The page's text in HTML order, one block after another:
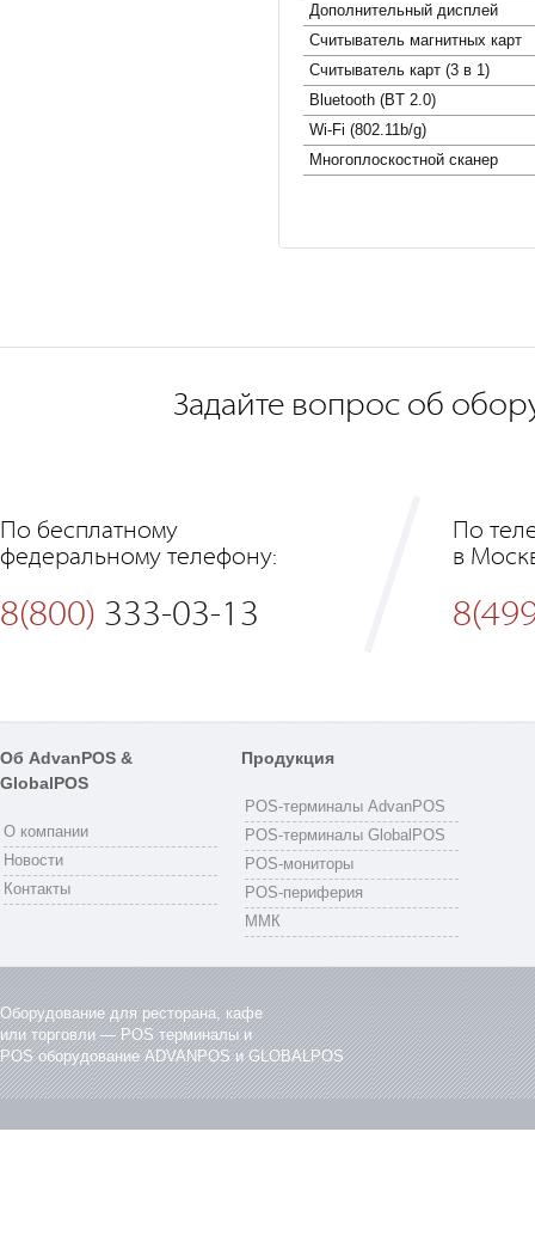
Дополнительный дисплей
Cчитыватель магнитных карт
Считыватель карт (3 в 1)
Bluetooth (BT 2.0)
Wi-Fi (802.11b/g)
Многоплоcкостной сканер
Задайте вопрос об
По бесплатному
федеральному телефону:
8(800) 333-03-13
По
в
Об AdvanPOS &
GlobalPOS
О компании
Новости
Контакты
Продукция
POS-терминалы AdvanPOS
POS-терминалы GlobalPOS
POS-мониторы
POS-периферия
ММК
Оборудование для ресторана, кафе
или торговли — POS терминалы и
POS оборудование ADVANPOS и GLOBALPOS